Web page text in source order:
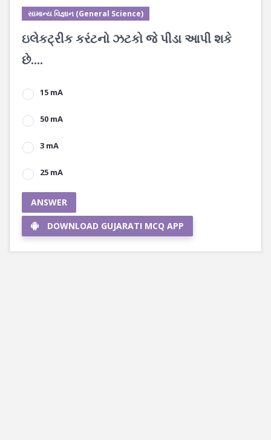
સામાન્ય વિજ્ઞાન (General Science)
ઇલેકટ્રીક કરંટનો ઝટકો જે પીડા આપી શકે
છે....
15 mA
50 mA
3 mA
25 mA
ANSWER
DOWNLOAD GUJARATI MCQ APP